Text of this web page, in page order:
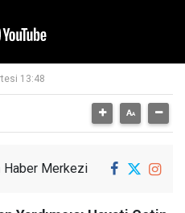
13:48
Haber Merkezi